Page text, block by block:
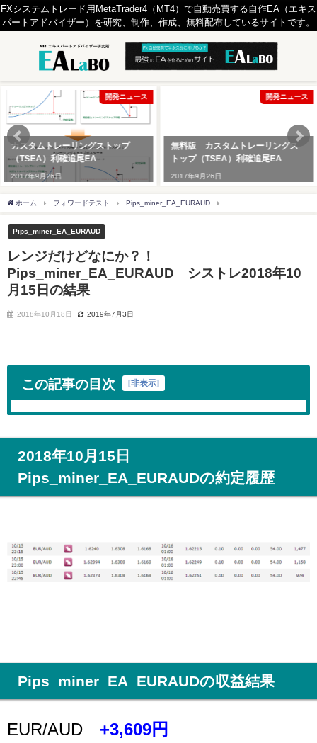
FXシステムトレード用MetaTrader4（MT4）で自動売買する自作EA（エキス
パートアドバイザー）を研究、制作、作成、無料配布しているサイトです。
開発ニュース
カスタムトレーリングストップ
（TSEA）利確追尾EA
2017年9月26日
開発ニュース
無料版 カスタムトレーリングス
トップ（TSEA）利確追尾EA
2017年9月26日
ホーム フォワードテスト Pips_miner_EA_EURAUD
Pips_miner_EA_EURAUD
レンジだけどなにか？！
Pips_miner_EA_EURAUD シストレ2018年10
月15日の結果
2018年10月18日 2019年7月3日
この記事の目次 [非表示]
2018年10月15日
Pips_miner_EA_EURAUDの約定履歴
Pips_miner_EA_EURAUDの収益結果
EUR/AUD +3,609円